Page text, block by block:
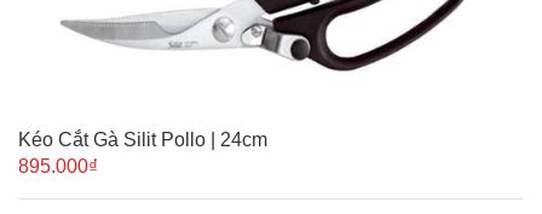
Kéo Cắt Gà Silit Pollo | 24cm
895.000₫